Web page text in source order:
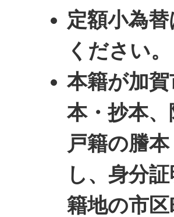
定額小為
ください。
本籍が加
本・抄本
戸籍の謄
し、身分
籍地の市